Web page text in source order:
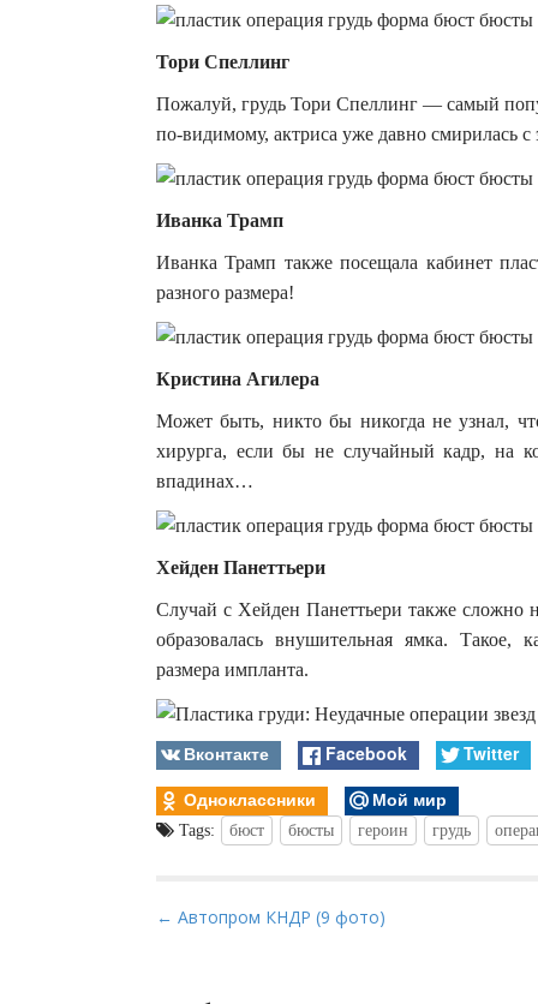
Тори Спеллинг
Пожалуй, грудь Тори Спеллинг — самый
по-видимому, актриса уже давно смирилась
Иванка Трамп
Иванка Трамп также посещала кабинет
разного размера!
Кристина Агилера
Может быть, никто бы никогда не узнал,
хирурга, если бы не случайный кадр, на
впадинах…
Хейден Панеттьери
Случай с Хейден Панеттьери также сложно
образовалась внушительная ямка. Такое,
размера импланта.
Вконтакте Facebook
Twitter
Одноклассники
Мой мир
Tags: бюст бюсты героин грудь
P
← Автопром КНДР (9 фото)